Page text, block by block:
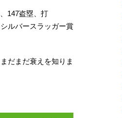
147盗塁、打
ルバースラッガー賞
だまだ衰えを知りま